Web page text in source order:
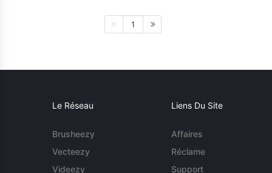
1
Le Réseau
Brusheezy
Vecteezy
Videezy
Liens Du Site
Affaires
Réclame
Support